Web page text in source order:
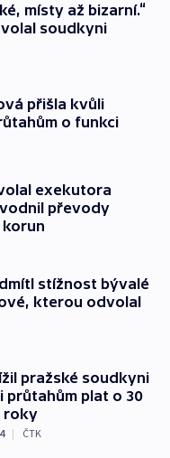
místy až bizarní.“
soudkyni
přišla kvůli
o funkci
exekutora
převody
stížnost bývalé
kterou odvolal
pražské soudkyni
průtahům plat o 30
roky
| ČTK